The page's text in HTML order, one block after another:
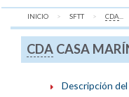
INICIO SFTT AQUÍ:
CDA
CDACASA
Descripción